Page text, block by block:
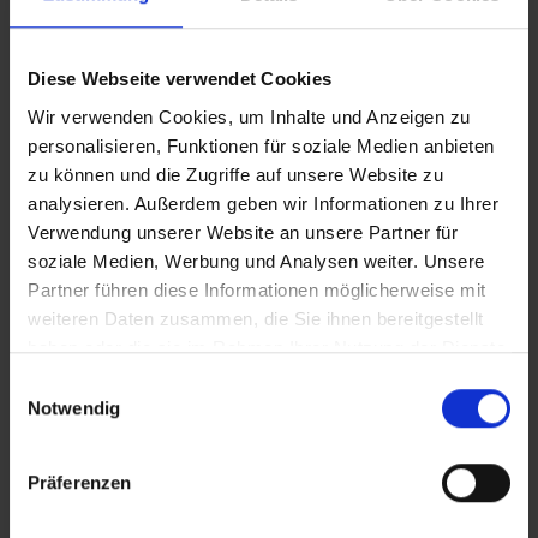
Diese Webseite verwendet Cookies
Wir verwenden Cookies, um Inhalte und Anzeigen zu
personalisieren, Funktionen für soziale Medien anbieten
zu können und die Zugriffe auf unsere Website zu
analysieren. Außerdem geben wir Informationen zu Ihrer
Verwendung unserer Website an unsere Partner für
soziale Medien, Werbung und Analysen weiter. Unsere
Partner führen diese Informationen möglicherweise mit
weiteren Daten zusammen, die Sie ihnen bereitgestellt
haben oder die sie im Rahmen Ihrer Nutzung der Dienste
Notwendig
Präferenzen
In Sicherheit in Deutschland, in Gedanken im Krieg
IT_Limonadenchor
Zusätzliches Material
Bilder